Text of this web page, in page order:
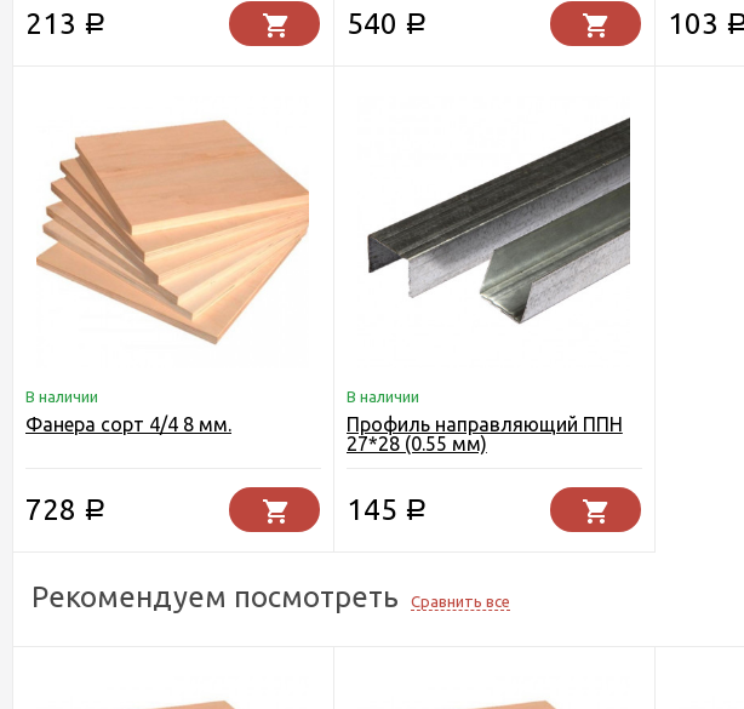
213 Р 540 Р 103
В наличии
Фанера сорт 4/4 8 мм.
728 Р
В наличии
Профиль направляющий ППН
27*28 (0.55 мм)
145 Р
Рекомендуем посмотреть Сравнить все